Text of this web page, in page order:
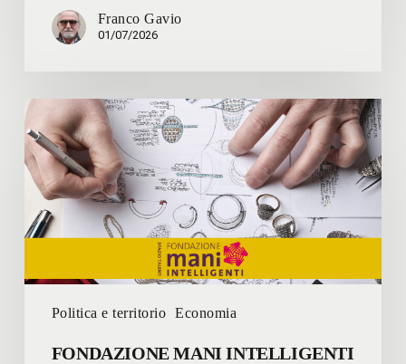
Franco Gavio
01/07/2026
Politica e territorio Economia
FONDAZIONE
MANI
INTELLIGENTI
FONDAZIONE MANI INTELLIGENTI